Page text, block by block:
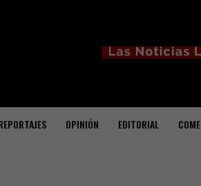
OPINIÓN EDITORIAL